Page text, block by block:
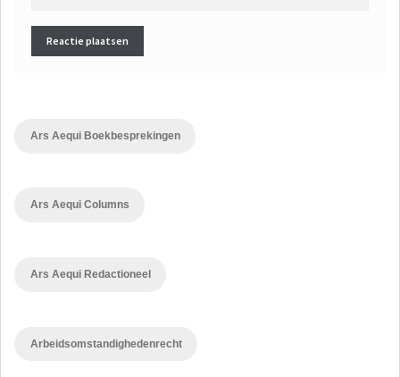
Ars Aequi Boekbesprekingen
Ars Aequi Columns
Ars Aequi Redactioneel
Arbeidsomstandighedenrecht